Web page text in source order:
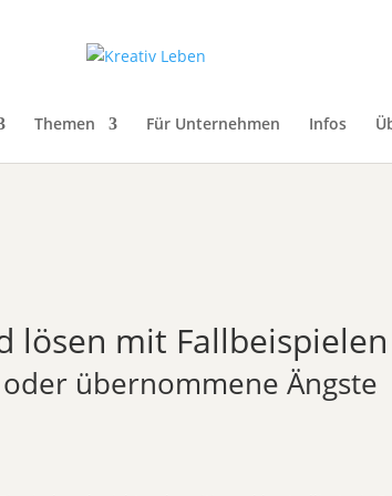
Themen Für Unternehmen Infos
lösen mit Fallbeispielen
übernommene Ängste